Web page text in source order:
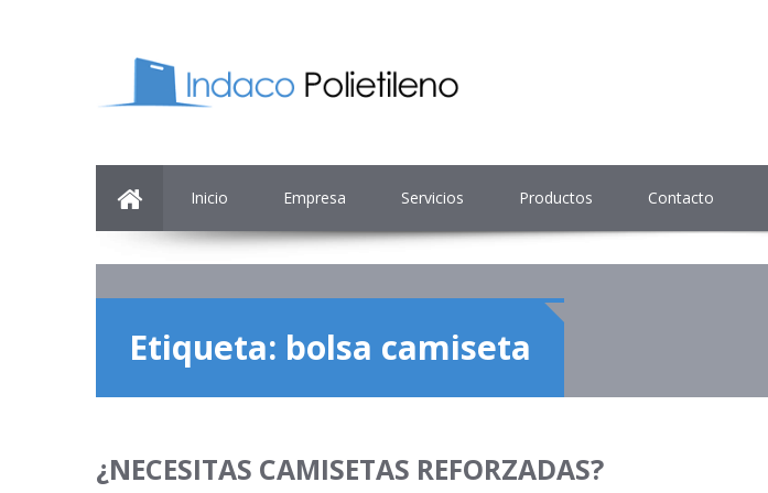
Inicio Empresa Servicios Productos Contacto
Etiqueta: bolsa camiseta
¿NECESITAS CAMISETAS REFORZADAS?